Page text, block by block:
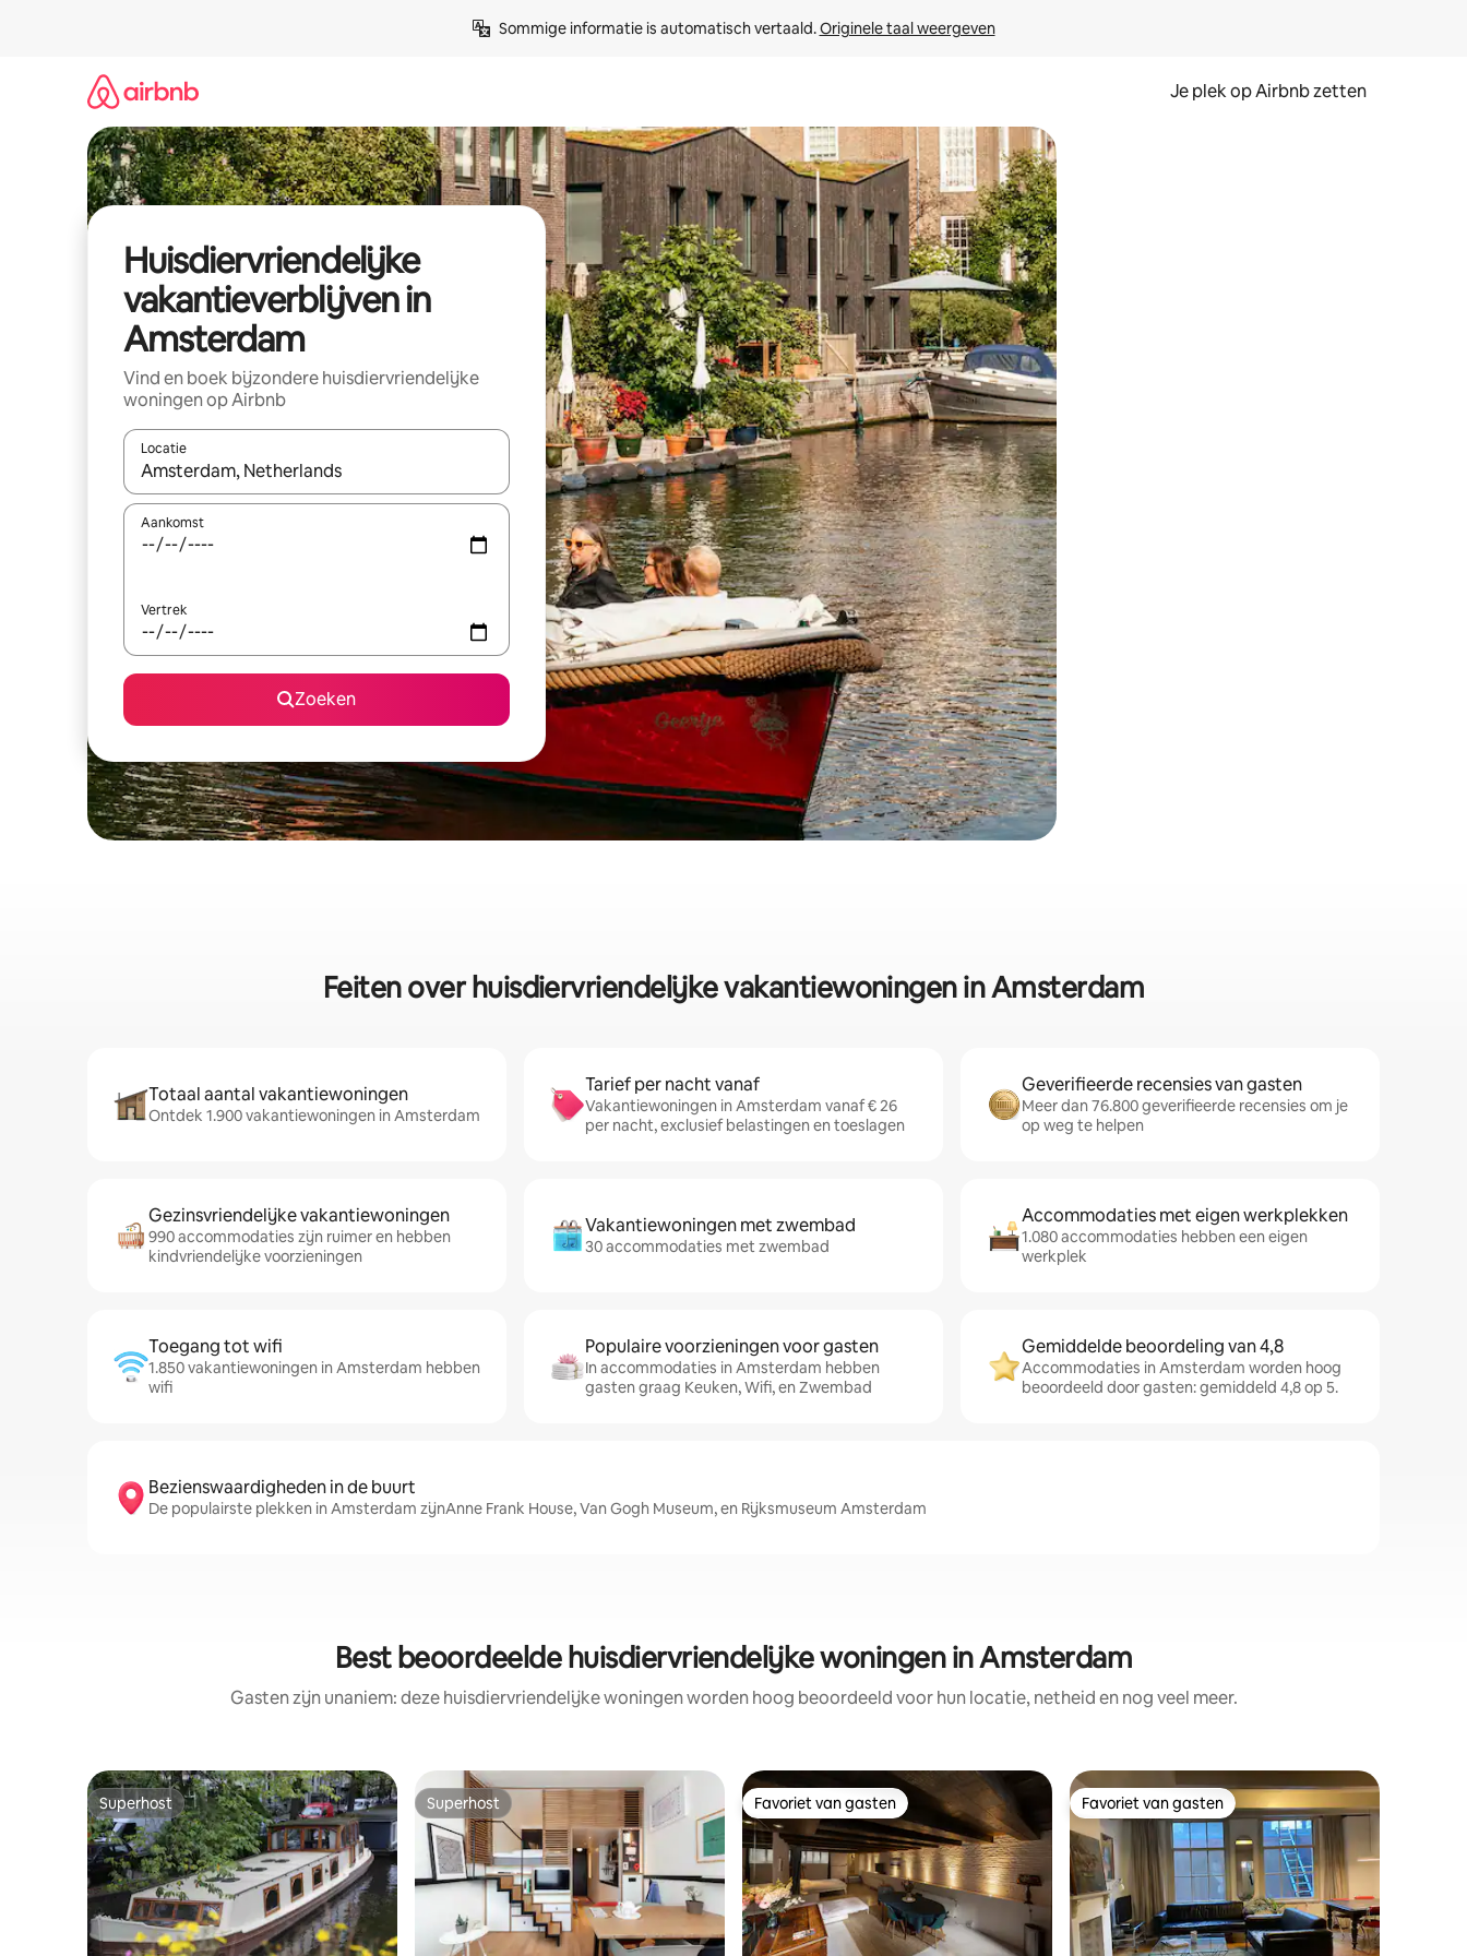
Sommige informatie is automatisch vertaald. Originele taal weergeven
Je plek op Airbnb zetten
Huisdiervriendelijke
vakantieverblijven in
Amsterdam
Vind en boek bijzondere huisdiervriendelijke
woningen op Airbnb
Locatie
Wanneer er resultaten beschikbaar zijn, maak je een keuze met je de pijltjestoetsen omhoog en omlaag, óf door te tikken of swipen.
Aankomst
Vertrek
Zoeken
Feiten over huisdiervriendelijke vakantiewoningen in Amsterdam
Totaal aantal vakantiewoningen
Ontdek 1.900 vakantiewoningen in Amsterdam
Tarief per nacht vanaf
Vakantiewoningen in Amsterdam vanaf € 26
per nacht, exclusief belastingen en toeslagen
Geverifieerde recensies van gasten
Meer dan 76.800 geverifieerde recensies om je
op weg te helpen
Gezinsvriendelijke vakantiewoningen
990 accommodaties zijn ruimer en hebben
kindvriendelijke voorzieningen
Vakantiewoningen met zwembad
30 accommodaties met zwembad
Accommodaties met eigen werkplekken
1.080 accommodaties hebben een eigen
werkplek
Toegang tot wifi
1.850 vakantiewoningen in Amsterdam hebben
wifi
Populaire voorzieningen voor gasten
In accommodaties in Amsterdam hebben
gasten graag Keuken, Wifi, en Zwembad
Gemiddelde beoordeling van 4,8
Accommodaties in Amsterdam worden hoog
beoordeeld door gasten: gemiddeld 4,8 op 5.
Bezienswaardigheden in de buurt
De populairste plekken in Amsterdam zijnAnne Frank House, Van Gogh Museum, en Rijksmuseum Amsterdam
Best beoordeelde huisdiervriendelijke woningen in Amsterdam
Gasten zijn unaniem: deze huisdiervriendelijke woningen worden hoog beoordeeld voor hun locatie, netheid en nog veel meer.
Superhost
Superhost Superhost
Superhost Favoriet van gasten
Favoriet van gasten Favoriet van gasten
Favoriet van gasten